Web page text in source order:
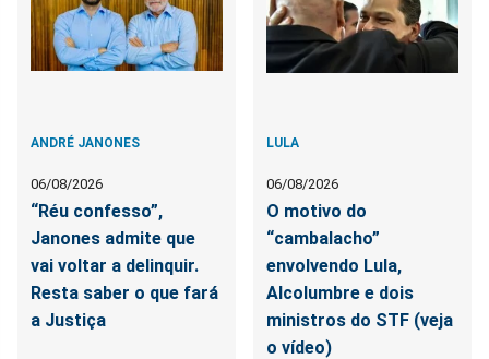
ANDRÉ JANONES
06/08/2026
“Réu confesso”,
Janones admite que
vai voltar a delinquir.
Resta saber o que fará
a Justiça
LULA
06/08/2026
O motivo do
“cambalacho”
envolvendo Lula,
Alcolumbre e dois
ministros do STF (veja
o vídeo)